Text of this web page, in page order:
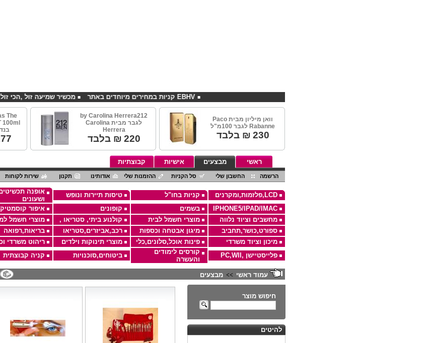
מכשיר שמיעה זול ,הכי זול בארץ
וואן מיליון מבית Paco
Rabanne לגבר 100מ"ל
230 ₪ בלבד
by Carolina Herrera212
לגבר מבית Carolina
Herrera
220 ₪ בלבד
The
ראשי מבצעים אישיות קבוצתיות
הרשמה החשבון שלי סל הקניות ההזמנות שלי אודותינו תקנון שירות לקוחות
LCD,פלזמות,ומקרנים קניות בחו"ל טיסות תיירות ונופש
אופנה
ושעונים
IPHONE5/IPAD/IMAC
בשמים קופונים איפור
מחשבים וציוד נלווה
מוצרי חשמל לבית קולנוע ביתי, סטריאו , מוצרי חשמל
ספורט,כושר,תחביב
מיגון אבטחה וכספות רכב,אביזרים,סטריאו בריאות,רפואה
מיכון וציוד משרדי
פינות אוכל,סלונים,כלי מוצרי תינוקות וילדים ריהוט משרדי
פלייסטיישן ,PC,WII
קורסים לימודים
והעשרה
ביטוחים,סוכנויות קניה קבוצתית
עמוד ראשי >> מבצעים
חיפוש מוצר
להיטים